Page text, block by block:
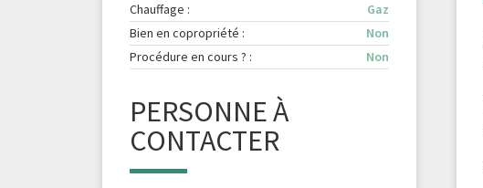
Chauffage :
Gaz
Bien en copropriété :
Non
Procédure en cours ? :
Non
PERSONNE À
CONTACTER